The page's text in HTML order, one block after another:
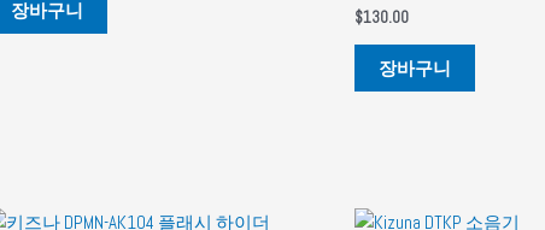
격:
$35.99.
격:
$32.39.
장바구니 $130.00
장바구니